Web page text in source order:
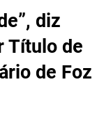
diz
Título de
de Foz